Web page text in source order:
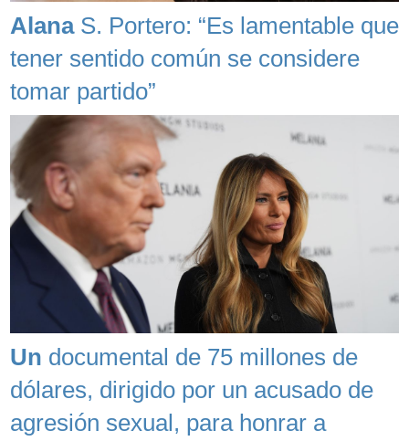
AlanaS. Portero: “Es lamentable que
tener sentido común se considere
tomar partido”
Un documental de 75 millones de
dólares, dirigido por un acusado de
agresión sexual, para honrar a